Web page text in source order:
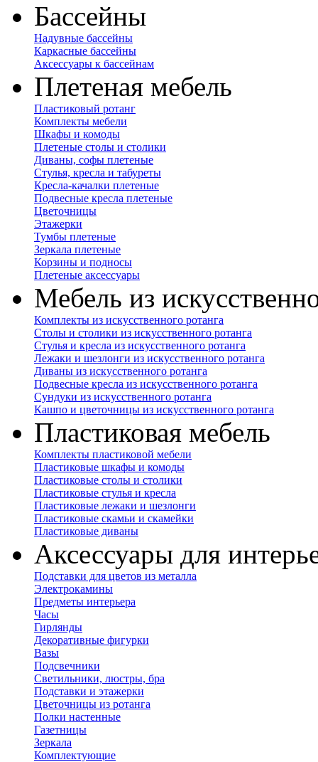
Бассейны
Надувные бассейны
Каркасные бассейны
Аксессуары к бассейнам
Плетеная мебель
Пластиковый ротанг
Комплекты мебели
Шкафы и комоды
Плетеные столы и столики
Диваны, софы плетеные
Стулья, кресла и табуреты
Кресла-качалки плетеные
Подвесные кресла плетеные
Цветочницы
Этажерки
Тумбы плетеные
Зеркала плетеные
Корзины и подносы
Плетеные аксессуары
Мебель из
Комплекты из искусственного ротанга
Столы и столики из искусственного ротанга
Стулья и кресла из искусственного ротанга
Лежаки и шезлонги из искусственного ротанга
Диваны из искусственного ротанга
Подвесные кресла из искусственного ротанга
Сундуки из искусственного ротанга
Кашпо и цветочницы из искусственного ротанга
Пластиковая мебель
Комплекты пластиковой мебели
Пластиковые шкафы и комоды
Пластиковые столы и столики
Пластиковые стулья и кресла
Пластиковые лежаки и шезлонги
Пластиковые скамьи и скамейки
Пластиковые диваны
Аксессуары для
Подставки для цветов из металла
Электрокамины
Предметы интерьера
Часы
Гирлянды
Декоративные фигурки
Вазы
Подсвечники
Светильники, люстры, бра
Подставки и этажерки
Цветочницы из ротанга
Полки настенные
Газетницы
Зеркала
Комплектующие